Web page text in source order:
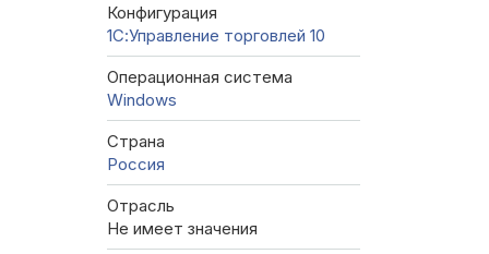
Конфигурация
1С:Управление торговлей 10
Операционная система
Windows
Страна
Россия
Отрасль
Не имеет значения